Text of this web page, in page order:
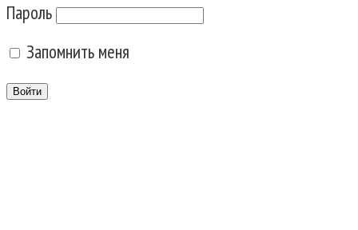
Пароль
Запомнить меня